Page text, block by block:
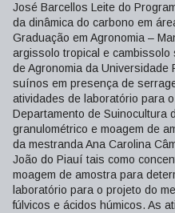
José Barcellos Leite do
da dinâmica do carbono em
Graduação em Agronomia –
argissolo tropical e cambissolo
de Agronomia da Universidade
suínos em presença de
atividades de laboratório para
Departamento de Suinocultura
granulométrico e moagem de
da mestranda Ana Carolina
João do Piauí tais como
moagem de amostra para
laboratório para o projeto do
fúlvicos e ácidos húmicos. As